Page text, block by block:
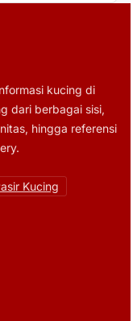
kucing di
dari berbagai sisi,
hingga referensi
Kucing